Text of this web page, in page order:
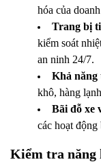
hóa của
Trang bị
kiểm soát
an ninh 24/7.
Khả năng
khô, hàng
Bãi đỗ xe
các hoạt động
Kiểm tra năng